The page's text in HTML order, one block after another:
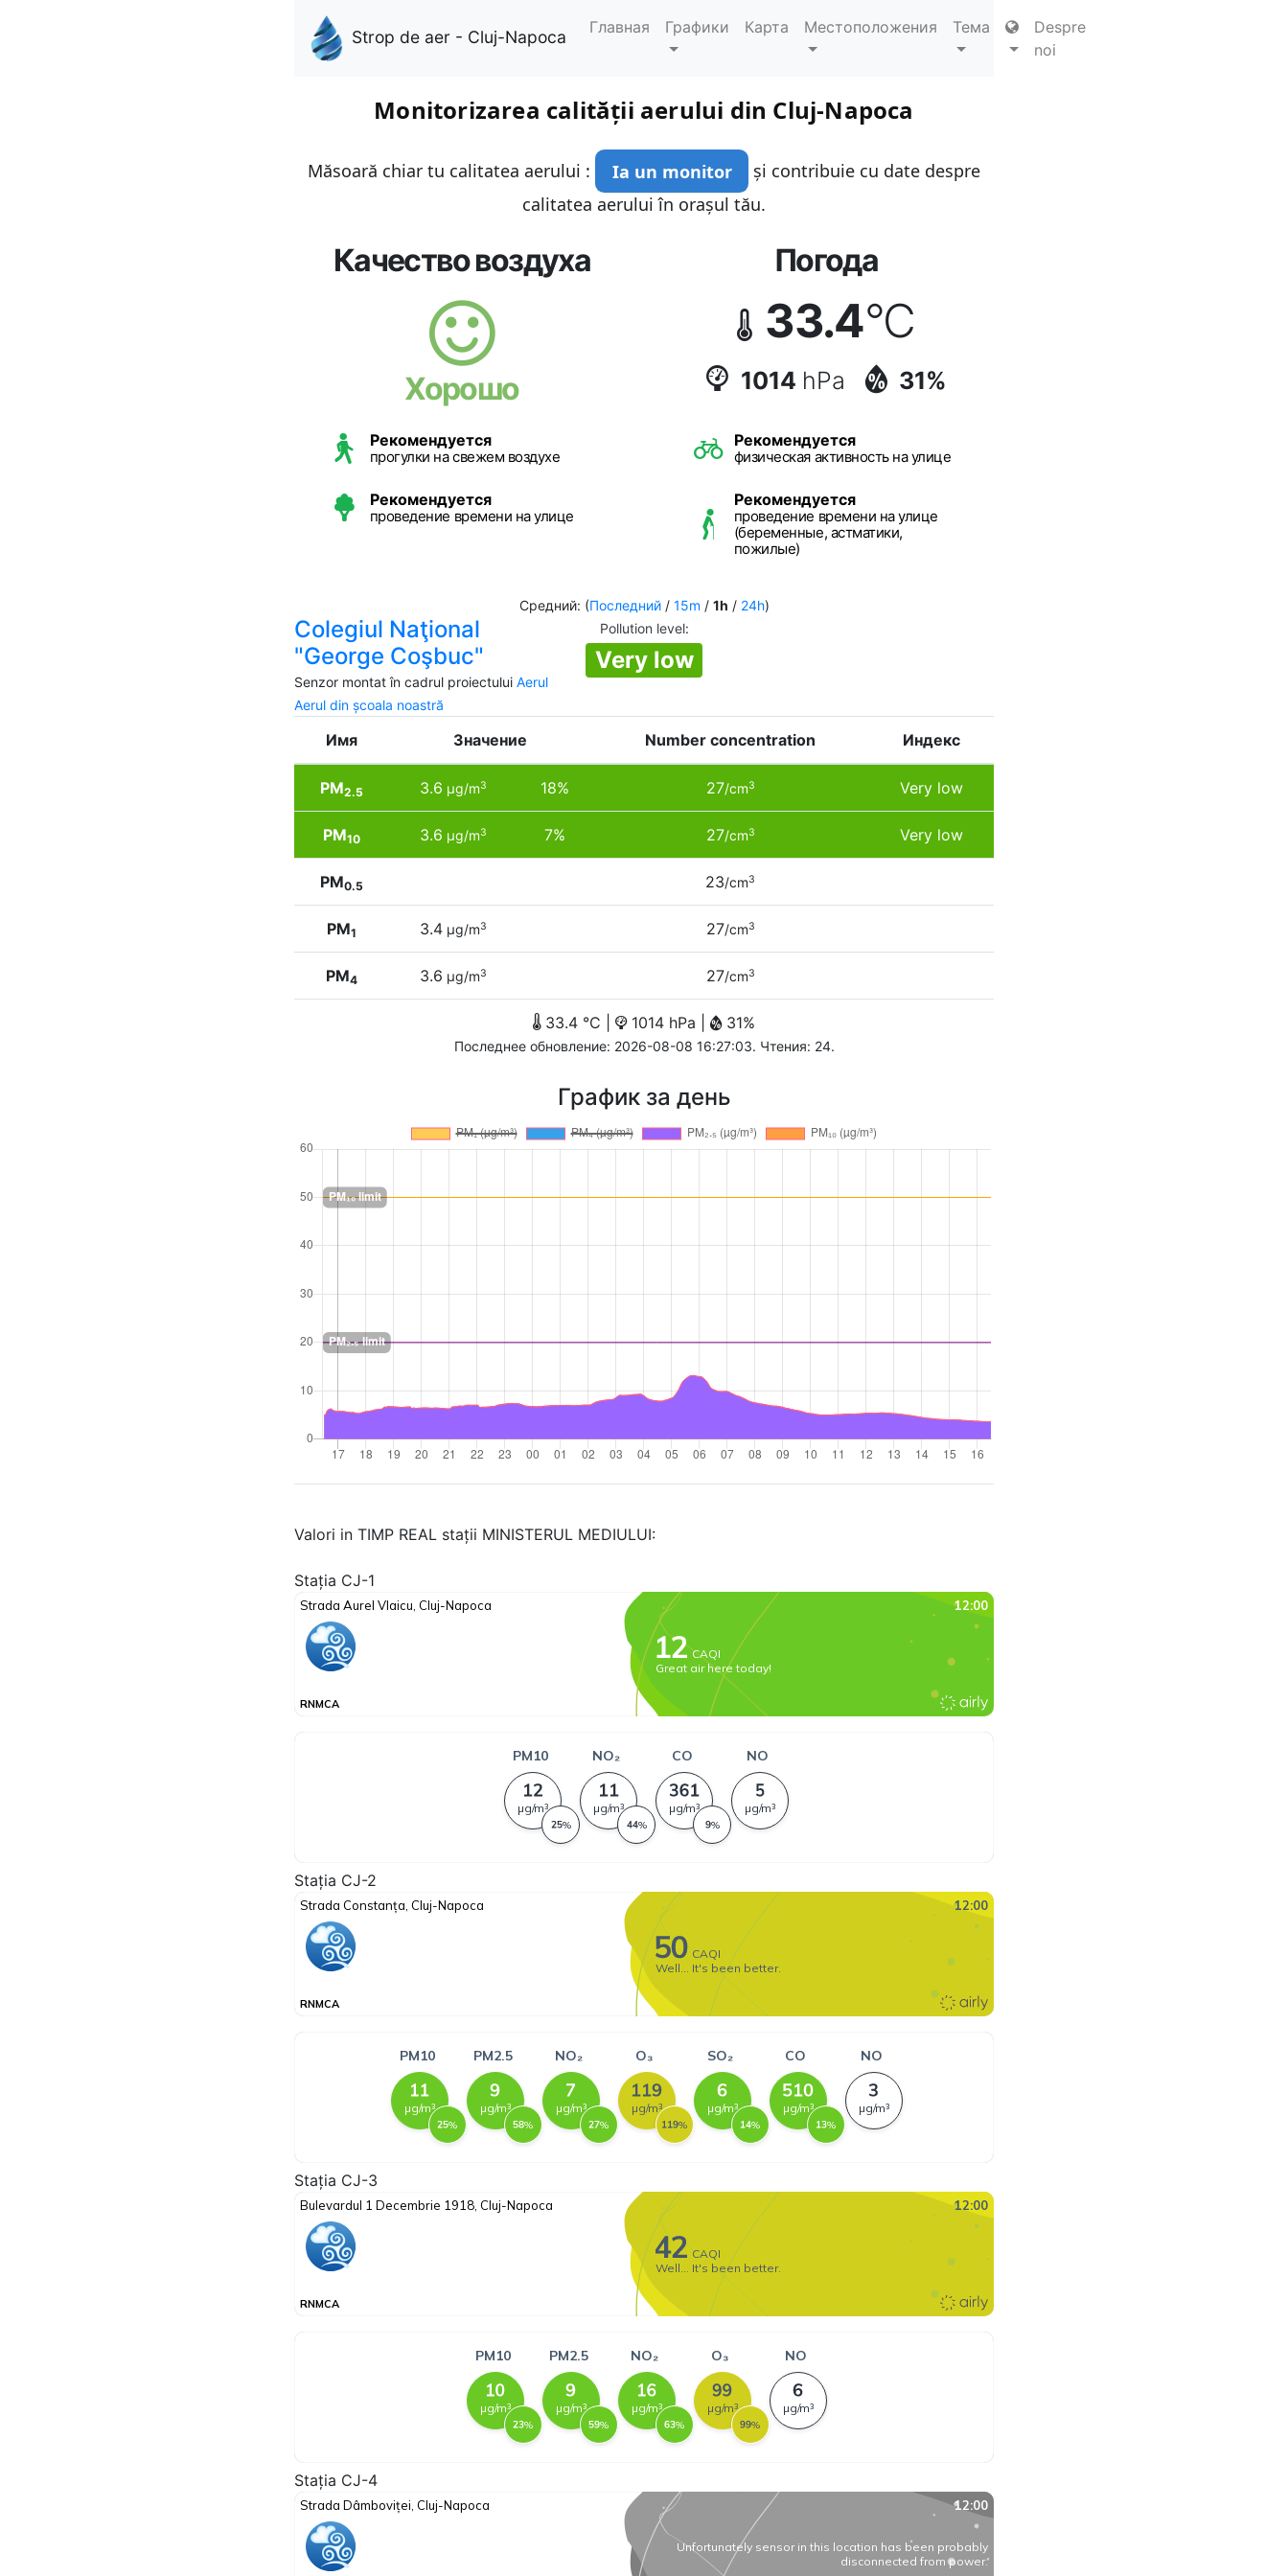
Strop de aer - Cluj-Napoca Главная Графики Карта Местоположения Тема
Despre
noi
Monitorizarea calității aerului din Cluj-Napoca
Măsoară chiar tu calitatea aerului : Ia un monitor
și contribuie cu date despre
calitatea aerului în orașul tău.
Качество воздуха
Хорошо
Погода
33.4°C
1014 hPa 31%
Рекомендуется
прогулки на свежем воздухе
Рекомендуется
физическая активность на улице
Рекомендуется
проведение времени на улице
Рекомендуется
проведение времени на улице
(беременные, астматики,
пожилые)
Средний: (Последний/ 15m / 1h / 24h)
Colegiul Naţional
"George Coşbuc"
Senzor montat în cadrul proiectului Aerul
Aerul din școala noastră
Pollution level:
Very low
Имя Значение Number concentration Индекс
PM2.5 3.6 µg/m3 18% 27/cm3 Very low
PM10 3.6 µg/m3 7% 27/cm3 Very low
PM0.5 23/cm3
PM1 3.4µg/m3 27/cm3
PM4 3.6 µg/m3 27/cm3
33.4 °C | 1014 hPa | 31%
Последнее обновление: 2026-08-08 16:27:03. Чтения: 24.
График за день
Valori in TIMP REAL stații MINISTERUL MEDIULUI:
Stația CJ-1
Stația CJ-2
Stația CJ-3
Stația CJ-4